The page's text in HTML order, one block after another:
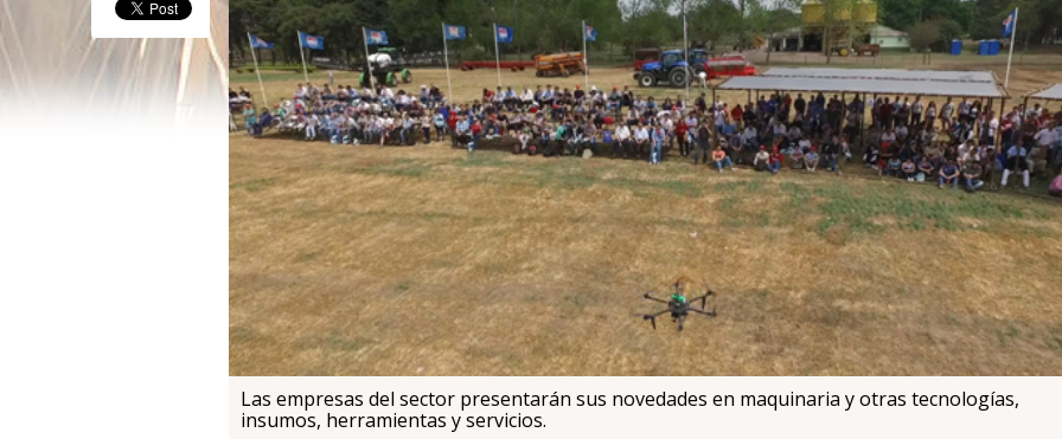
Las empresas del sector presentarán sus novedades en maquinaria y otras tecnologías,
insumos, herramientas y servicios.